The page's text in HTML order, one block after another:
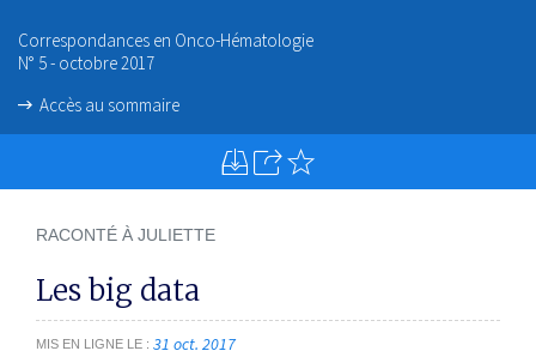
Correspondances en Onco-Hématologie
N° 5 - octobre 2017
Accès au sommaire
RACONTÉ À JULIETTE
Les big data
MIS EN LIGNE LE 31 oct. 2017